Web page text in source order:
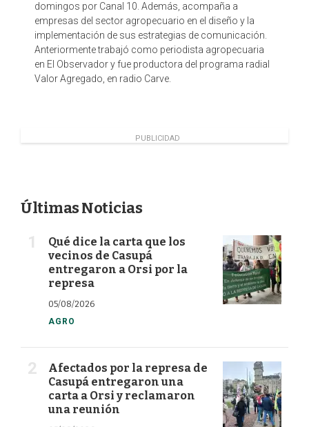
domingos por Canal 10. Además, acompaña a
empresas del sector agropecuario en el diseño y la
implementación de sus estrategias de comunicación.
Anteriormente trabajó como periodista agropecuaria
en El Observador y fue productora del programa radial
Valor Agregado, en radio Carve.
PUBLICIDAD
Últimas Noticias
Qué dice la carta que los
vecinos de Casupá
entregaron a Orsi por la
represa
05/08/2026
AGRO
Afectados por la represa de
Casupá entregaron una
carta a Orsi y reclamaron
una reunión